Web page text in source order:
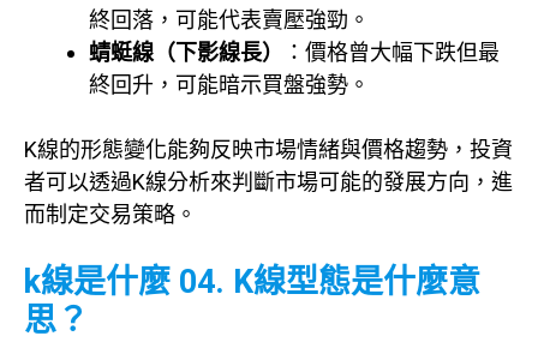
終回落，可能代表賣壓強勁。
蜻蜓線（下影線長）
：價格曾大幅下跌但最
終回升，可能暗示買盤強勢。
K線的形態變化能夠反映市場情緒與價格趨勢，投資
者可以透過K線分析來判斷市場可能的發展方向，進
而制定交易策略。
k線是什麼 04. K線型態是什麼意
思？